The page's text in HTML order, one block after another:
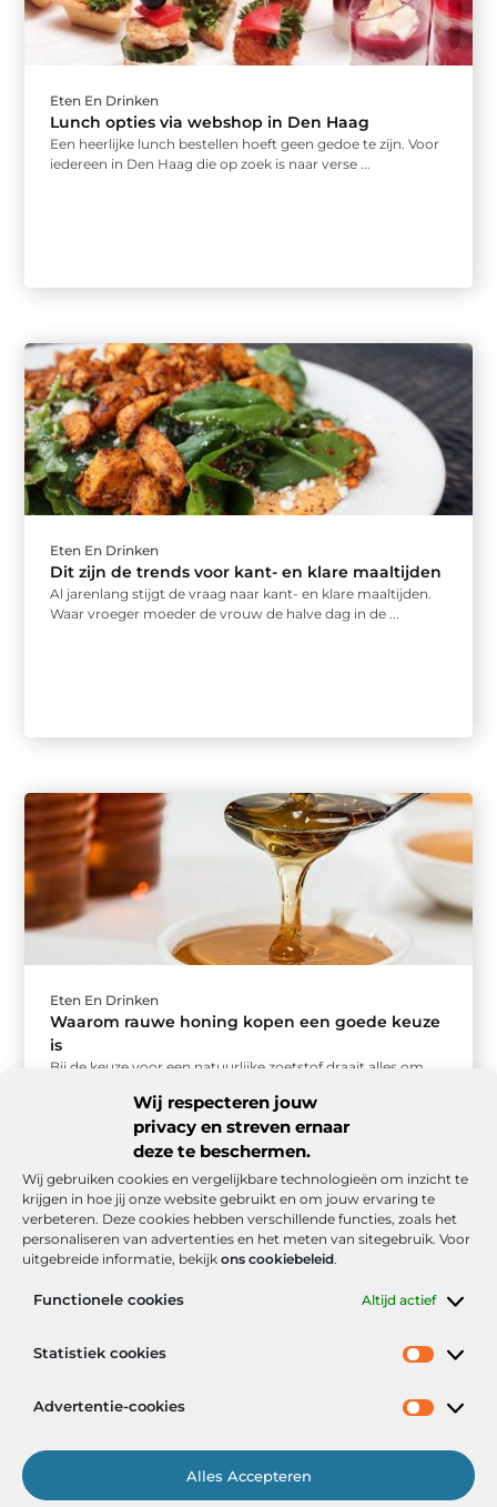
Wij respecteren jouw
privacy en streven ernaar
deze te beschermen.
Wij gebruiken cookies en vergelijkbare technologieën om inzicht te
krijgen in hoe jij onze website gebruikt en om jouw ervaring te
verbeteren. Deze cookies hebben verschillende functies, zoals het
personaliseren van advertenties en het meten van sitegebruik. Voor
uitgebreide informatie, bekijk ons cookiebeleid.
Functionele cookies Altijd actief
Statistiek cookies
Advertentie-cookies
Alles Accepteren
Eten En Drinken
Lunch opties via webshop in Den Haag
Een heerlijke lunch bestellen hoeft geen gedoe te zijn. Voor
iedereen in Den Haag die op zoek is naar verse ...
Eten En Drinken
Dit zijn de trends voor kant- en klare maaltijden
Al jarenlang stijgt de vraag naar kant- en klare maaltijden.
Waar vroeger moeder de vrouw de halve dag in de ...
Eten En Drinken
Waarom rauwe honing kopen een goede keuze
is
Bij de keuze voor een natuurlijke zoetstof draait alles om
Het Portaal voor Inzichten en Inspiratie
Onze informatie